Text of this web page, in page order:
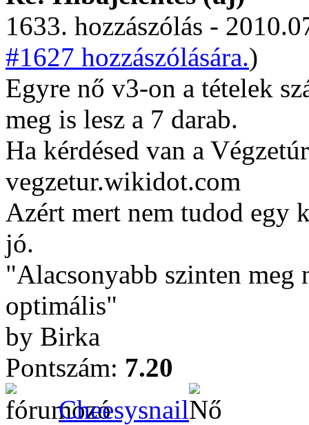
1633. hozzászólás -
#1627 hozzászólására.)
Egyre nő v3-on a tételek
meg is lesz a 7 darab.
Ha kérdésed van a
vegzetur.wikidot.com
Azért mert nem tudod egy
jó.
"Alacsonyabb szinten meg
optimális"
by Birka
Pontszám: 7.20
Cheesysnail